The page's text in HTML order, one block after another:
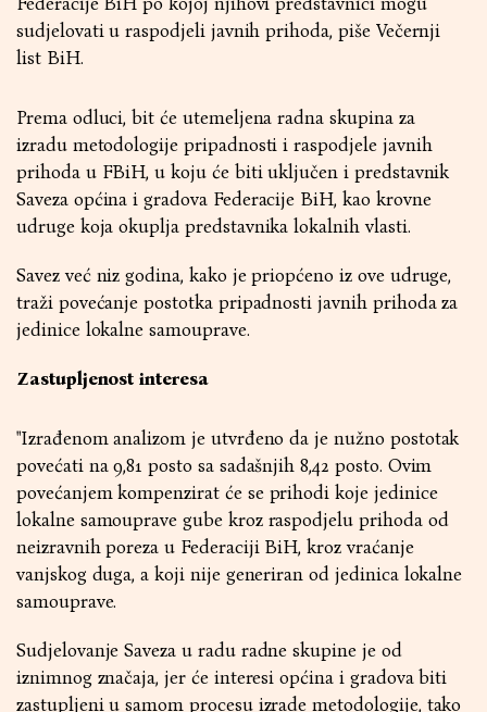
sudjelovati u raspodjeli javnih prihoda, piše Večernji
list BiH.
Prema odluci, bit će utemeljena radna skupina za
izradu metodologije pripadnosti i raspodjele javnih
prihoda u FBiH, u koju će biti uključen i predstavnik
Saveza općina i gradova Federacije BiH, kao krovne
udruge koja okuplja predstavnika lokalnih vlasti.
Savez već niz godina, kako je priopćeno iz ove udruge,
traži povećanje postotka pripadnosti javnih prihoda za
jedinice lokalne samouprave.
Zastupljenost interesa
"Izrađenom analizom je utvrđeno da je nužno postotak
povećati na 9,81 posto sa sadašnjih 8,42 posto. Ovim
povećanjem kompenzirat će se prihodi koje jedinice
lokalne samouprave gube kroz raspodjelu prihoda od
neizravnih poreza u Federaciji BiH, kroz vraćanje
vanjskog duga, a koji nije generiran od jedinica lokalne
samouprave.
Sudjelovanje Saveza u radu radne skupine je od
iznimnog značaja, jer će interesi općina i gradova biti
zastupljeni u samom procesu izrade metodologije, tako